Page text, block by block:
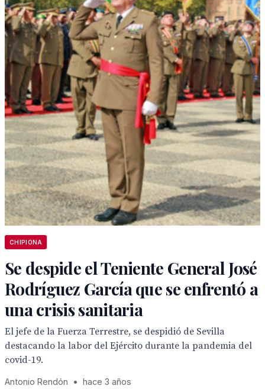
CHIPIONA
Se despide el Teniente General José
Rodríguez García que se enfrentó a
una crisis sanitaria
El jefe de la Fuerza Terrestre, se despidió de Sevilla
destacando la labor del Ejército durante la pandemia del
covid-19.
Antonio Rendón • hace 3 años